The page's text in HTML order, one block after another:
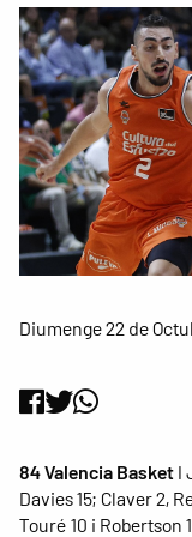
Diumenge 22 de
84 Valencia Basket I
Davies 15; Claver 2,
Touré 10 i Robertson